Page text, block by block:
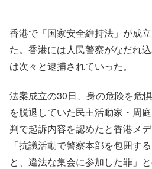
香港で「国家安全維持法」が成
た。香港には人民警察がなだれ
は次々と逮捕されていった。
法案成立の30日、身の危険を危
を脱退していた民主活動家・周
判で起訴内容を認めたと香港メ
「抗議活動で警察本部を包囲す
と、違法な集会に参加した罪」